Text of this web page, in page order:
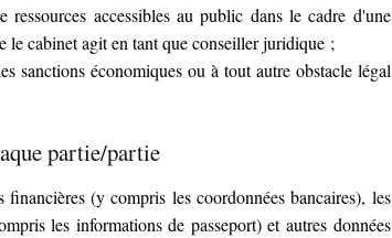
accessibles au public dans le cadre d'une
le cabinet agit en tant que conseiller juridique ;
sanctions économiques ou à tout autre obstacle légal
partie/partie
(y compris les coordonnées bancaires), les
les informations de passeport) et autres données